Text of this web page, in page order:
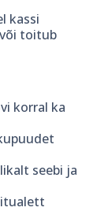
kassi
toitub
korral ka
seebi ja